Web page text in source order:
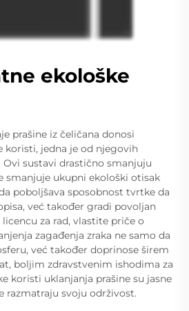
ekološke
prašine iz čeličana donosi
koristi, jedna je od njegovih
sustavi drastično smanjuju
smanjuje ukupni ekološki otisak
poboljšava sposobnost tvrtke da
već također gradi povoljan
za rad, vlastite priče o
zagađenja zraka ne samo da
već također doprinose širem
boljim zdravstvenim ishodima za
koristi uklanjanja prašine su jasne
razmatraju svoju održivost.